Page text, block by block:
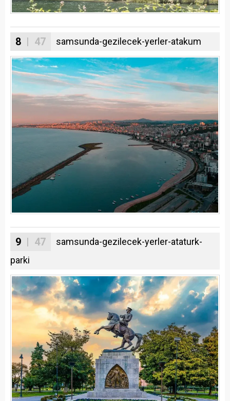
8 | 47 samsunda-gezilecek-yerler-atakum
9 | 47
samsunda-gezilecek-yerler-ataturk-
parki